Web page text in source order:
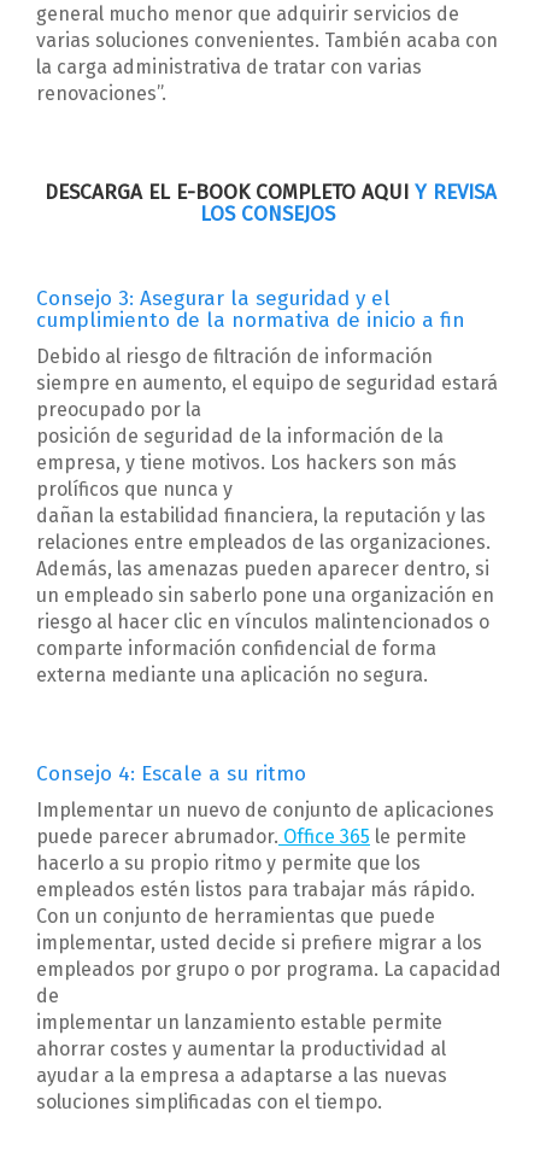
general mucho menor que adquirir servicios de
varias soluciones convenientes. También acaba con
la carga administrativa de tratar con varias
renovaciones”.
DESCARGA EL E-BOOK COMPLETO AQUIY REVISA
LOS CONSEJOS
Consejo 3: Asegurar la seguridad y el
cumplimiento de la normativa de inicio a fin
Debido al riesgo de filtración de información
siempre en aumento, el equipo de seguridad estará
preocupado por la
posición de seguridad de la información de la
empresa, y tiene motivos. Los hackers son más
prolíficos que nunca y
dañan la estabilidad financiera, la reputación y las
relaciones entre empleados de las organizaciones.
Además, las amenazas pueden aparecer dentro, si
un empleado sin saberlo pone una organización en
riesgo al hacer clic en vínculos malintencionados o
comparte información confidencial de forma
externa mediante una aplicación no segura.
Consejo 4: Escale a su ritmo
Implementar un nuevo de conjunto de aplicaciones
puede parecer abrumador. Office 365 le permite
hacerlo a su propio ritmo y permite que los
empleados estén listos para trabajar más rápido.
Con un conjunto de herramientas que puede
implementar, usted decide si prefiere migrar a los
empleados por grupo o por programa. La capacidad
de
implementar un lanzamiento estable permite
ahorrar costes y aumentar la productividad al
ayudar a la empresa a adaptarse a las nuevas
soluciones simplificadas con el tiempo.